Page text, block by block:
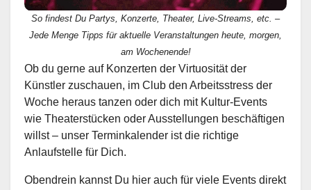
So findest Du Partys, Konzerte, Theater, Live-Streams, etc. –
Jede Menge Tipps für aktuelle Veranstaltungen heute, morgen,
am Wochenende!
Ob du gerne auf Konzerten der Virtuosität der
Künstler zuschauen, im Club den Arbeitsstress der
Woche heraus tanzen oder dich mit Kultur-Events
wie Theaterstücken oder Ausstellungen beschäftigen
willst – unser Terminkalender ist die richtige
Anlaufstelle für Dich.
Obendrein kannst Du hier auch für viele Events direkt